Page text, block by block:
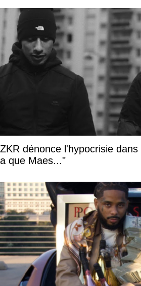
ZKR dénonce l'hypocrisie
a que Maes..."